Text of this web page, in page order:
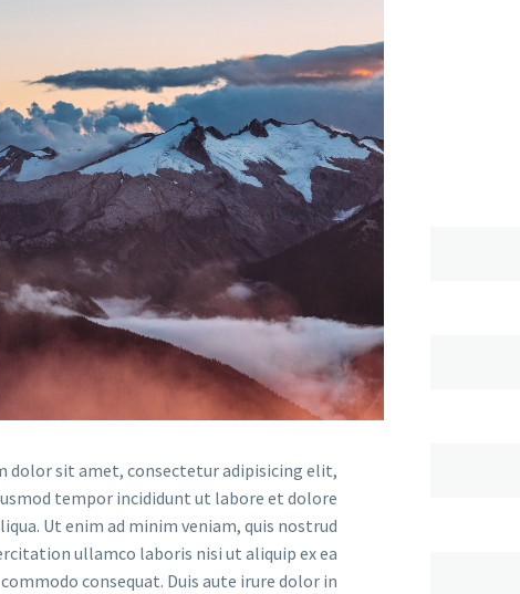
dolor sit amet, consectetur adipisicing elit,
tempor incididunt ut labore et dolore
Ut enim ad minim veniam, quis nostrud
ullamco laboris nisi ut aliquip ex ea
commodo consequat. Duis aute irure dolor in